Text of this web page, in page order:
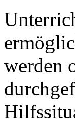
werden